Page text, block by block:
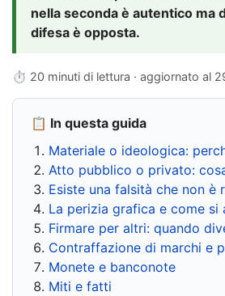
nella seconda è autentico ma
difesa è opposta.
⏱ 20 minuti di lettura · aggiornato al
📋 In questa guida
Materiale o ideologica:
Atto pubblico o privato:
Esiste una falsità che non è
La perizia grafica e come si
Firmare per altri: quando
Contraffazione di marchi e
Monete e banconote
Miti e fatti